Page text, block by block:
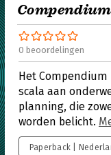
0 beoordelingen
Het
scala aan
planning, die
worden belicht.
Paperback |